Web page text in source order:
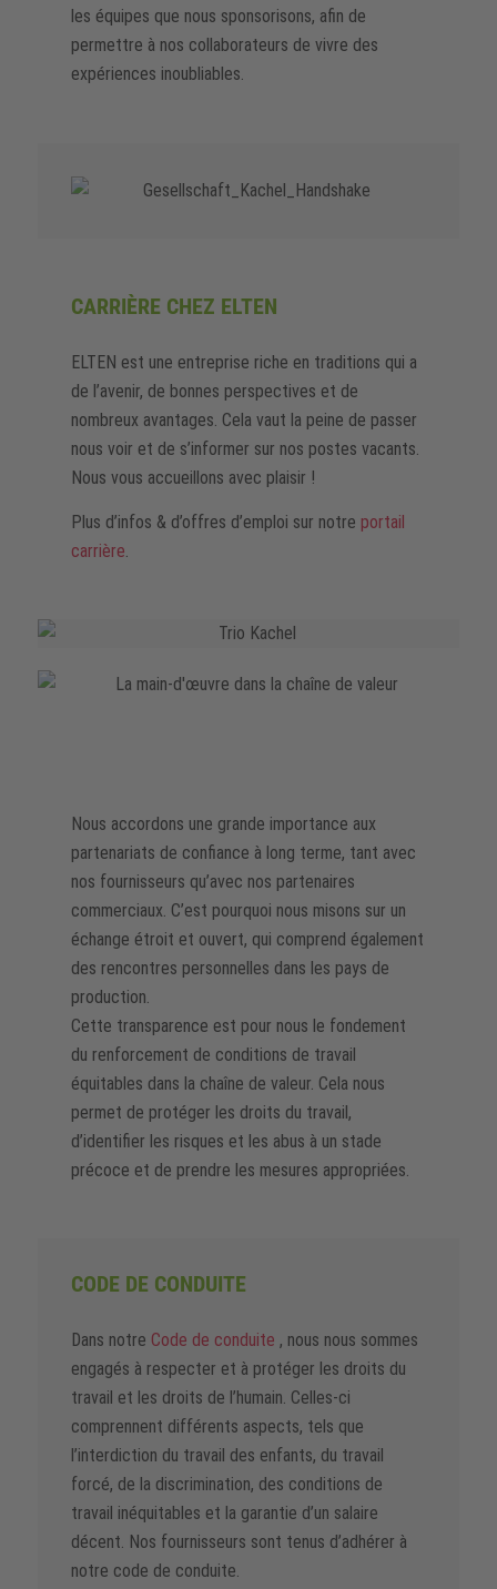
les équipes que nous sponsorisons, afin de
permettre à nos collaborateurs de vivre des
expériences inoubliables.
CARRIÈRE CHEZ ELTEN
ELTEN est une entreprise riche en traditions qui a
de l’avenir, de bonnes perspectives et de
nombreux avantages. Cela vaut la peine de passer
nous voir et de s’informer sur nos postes vacants.
Nous vous accueillons avec plaisir !
Plus d’infos & d’offres d’emploi sur notre portail
carrière
Nous accordons une grande importance aux
partenariats de confiance à long terme, tant avec
nos fournisseurs qu’avec nos partenaires
commerciaux. C’est pourquoi nous misons sur un
échange étroit et ouvert, qui comprend également
des rencontres personnelles dans les pays de
production.
Cette transparence est pour nous le fondement
du renforcement de conditions de travail
équitables dans la chaîne de valeur. Cela nous
permet de protéger les droits du travail,
d’identifier les risques et les abus à un stade
précoce et de prendre les mesures appropriées.
CODE DE CONDUITE
Dans notre Code de conduite , nous nous sommes
engagés à respecter et à protéger les droits du
travail et les droits de l’humain. Celles-ci
comprennent différents aspects, tels que
l’interdiction du travail des enfants, du travail
forcé, de la discrimination, des conditions de
travail inéquitables et la garantie d’un salaire
décent. Nos fournisseurs sont tenus d’adhérer à
notre code de conduite.